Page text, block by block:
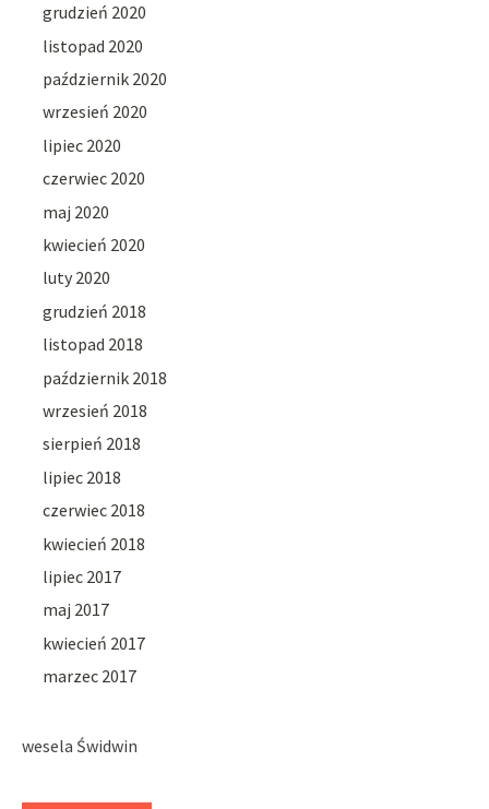
grudzień 2020
listopad 2020
październik 2020
wrzesień 2020
lipiec 2020
czerwiec 2020
maj 2020
kwiecień 2020
luty 2020
grudzień 2018
listopad 2018
październik 2018
wrzesień 2018
sierpień 2018
lipiec 2018
czerwiec 2018
kwiecień 2018
lipiec 2017
maj 2017
kwiecień 2017
marzec 2017
wesela Świdwin